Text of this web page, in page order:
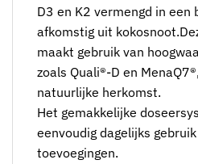
D3 en K2 vermengd in een
afkomstig uit
maakt gebruik van
zoals Quali®-D en
natuurlijke herkomst.
Het gemakkelijke
eenvoudig dagelijks
toevoegingen.